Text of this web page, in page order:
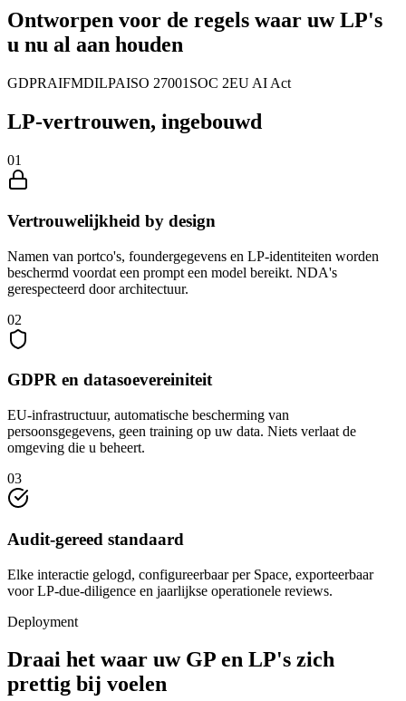
Ontworpen voor de regels waar uw LP's
u nu al aan houden
GDPRAIFMDILPAISO 27001 SOC 2EU AI Act
LP-vertrouwen, ingebouwd
01
Vertrouwelijkheid by design
Namen van portco's, foundergegevens en LP-identiteiten worden
beschermd voordat een prompt een model bereikt. NDA's
gerespecteerd door architectuur.
02
GDPR en datasoevereiniteit
EU-infrastructuur, automatische bescherming van
persoonsgegevens, geen training op uw data. Niets verlaat de
omgeving die u beheert.
03
Audit-gereed standaard
Elke interactie gelogd, configureerbaar per Space, exporteerbaar
voor LP-due-diligence en jaarlijkse operationele reviews.
Deployment
Draai het waar uw GP en LP's zich
prettig bij voelen